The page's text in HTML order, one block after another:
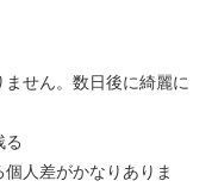
ません。数日後に綺麗に
る
人差がかなりありま